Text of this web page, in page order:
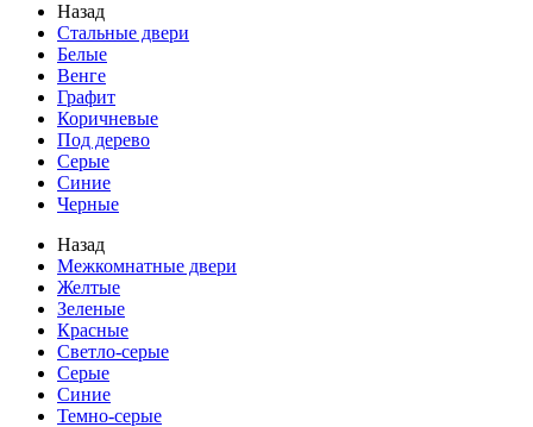
Назад
Стальные двери
Белые
Венге
Графит
Коричневые
Под дерево
Серые
Синие
Черные
Назад
Межкомнатные двери
Желтые
Зеленые
Красные
Светло-серые
Серые
Синие
Темно-серые